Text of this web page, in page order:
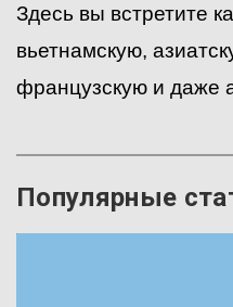
Здесь вы встретите
вьетнамскую,
французскую и даже
Популярные